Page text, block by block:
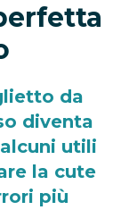
da
diventa
utili
la cute
più